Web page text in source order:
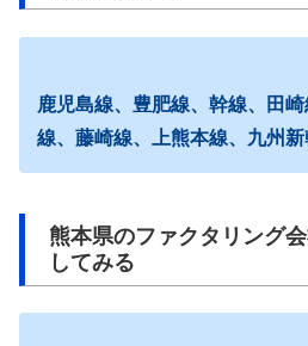
鹿児島線、豊肥線、幹線、田
線、藤崎線、上熊本線、九州
熊本県のファクタリング
してみる